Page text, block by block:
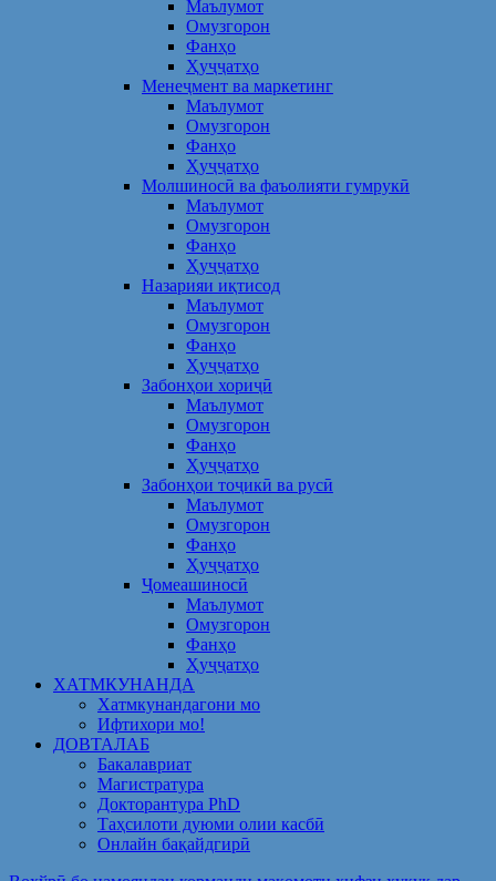
Маълумот
Омузгорон
Фанҳо
Ҳуҷҷатҳо
Менеҷмент ва маркетинг
Маълумот
Омузгорон
Фанҳо
Ҳуҷҷатҳо
Молшиносӣ ва фаъолияти гумрукӣ
Маълумот
Омузгорон
Фанҳо
Ҳуҷҷатҳо
Назарияи иқтисод
Маълумот
Омузгорон
Фанҳо
Ҳуҷҷатҳо
Забонҳои хориҷӣ
Маълумот
Омузгорон
Фанҳо
Ҳуҷҷатҳо
Забонҳои тоҷикӣ ва русӣ
Маълумот
Омузгорон
Фанҳо
Ҳуҷҷатҳо
Ҷомеашиносӣ
Маълумот
Омузгорон
Фанҳо
Ҳуҷҷатҳо
ХАТМКУНАНДА
Хатмкунандагони мо
Ифтихори мо!
ДОВТАЛАБ
Бакалавриат
Магистратура
Докторантура PhD
Таҳсилоти дуюми олии касбӣ
Онлайн бақайдгирӣ